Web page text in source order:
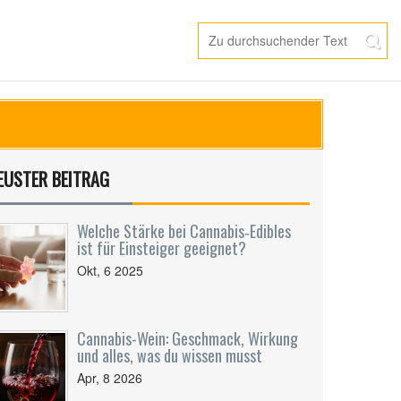
BEITRAG
Welche Stärke bei Cannabis‑Edibles
ist für Einsteiger geeignet?
Okt, 6 2025
Cannabis-Wein: Geschmack, Wirkung
und alles, was du wissen musst
Apr, 8 2026